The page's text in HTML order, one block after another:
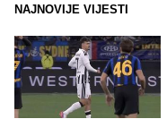
NAJNOVIJE VIJESTI